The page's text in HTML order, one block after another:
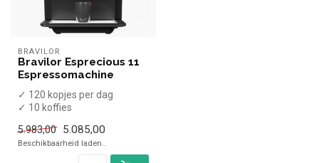
BRAVILOR
Bravilor Esprecious 11
Espressomachine
✓ 120 kopjes per dag
✓ 10 koffies
✓ Vaste wateraans...
5.983,00 5.085,00
Beschikbaarheid laden..